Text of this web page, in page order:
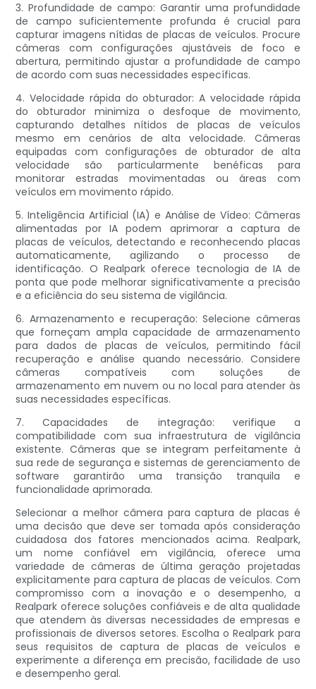
3. Profundidade de campo: Garantir uma profundidade
de campo suficientemente profunda é crucial para
capturar imagens nítidas de placas de veículos. Procure
câmeras com configurações ajustáveis ​​de foco e
abertura, permitindo ajustar a profundidade de campo
de acordo com suas necessidades específicas.
4. Velocidade rápida do obturador: A velocidade rápida
do obturador minimiza o desfoque de movimento,
capturando detalhes nítidos de placas de veículos
mesmo em cenários de alta velocidade. Câmeras
equipadas com configurações de obturador de alta
velocidade são particularmente benéficas para
monitorar estradas movimentadas ou áreas com
veículos em movimento rápido.
5. Inteligência Artificial (IA) e Análise de Vídeo: Câmeras
alimentadas por IA podem aprimorar a captura de
placas de veículos, detectando e reconhecendo placas
automaticamente, agilizando o processo de
identificação. O Realpark oferece tecnologia de IA de
ponta que pode melhorar significativamente a precisão
e a eficiência do seu sistema de vigilância.
6. Armazenamento e recuperação: Selecione câmeras
que forneçam ampla capacidade de armazenamento
para dados de placas de veículos, permitindo fácil
recuperação e análise quando necessário. Considere
câmeras compatíveis com soluções de
armazenamento em nuvem ou no local para atender às
suas necessidades específicas.
7. Capacidades de integração: verifique a
compatibilidade com sua infraestrutura de vigilância
existente. Câmeras que se integram perfeitamente à
sua rede de segurança e sistemas de gerenciamento de
software garantirão uma transição tranquila e
funcionalidade aprimorada.
Selecionar a melhor câmera para captura de placas é
uma decisão que deve ser tomada após consideração
cuidadosa dos fatores mencionados acima. Realpark,
um nome confiável em vigilância, oferece uma
variedade de câmeras de última geração projetadas
explicitamente para captura de placas de veículos. Com
compromisso com a inovação e o desempenho, a
Realpark oferece soluções confiáveis ​​e de alta qualidade
que atendem às diversas necessidades de empresas e
profissionais de diversos setores. Escolha o Realpark para
seus requisitos de captura de placas de veículos e
experimente a diferença em precisão, facilidade de uso
e desempenho geral.